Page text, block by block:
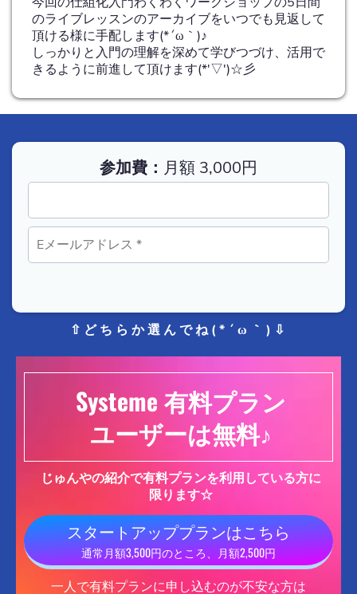
のライブレッスンのアーカイブをいつでも見返して
頂ける様に手配します(*´ω｀)♪
しっかりと入門の理解を深めて学びつづけ、活用で
きるように前進して頂けます(*'▽')☆彡
参加費： 月額 3,000円
⇧どちらか選んでね(*´ω｀)⇩